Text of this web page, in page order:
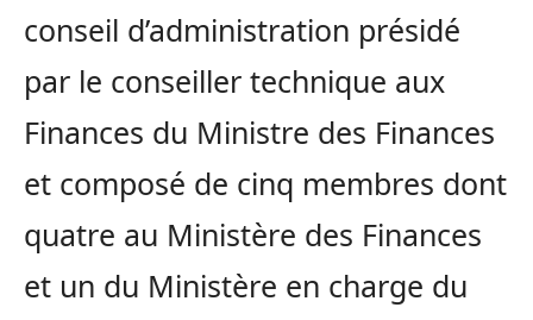
conseil d’administration présidé
par le conseiller technique aux
Finances du Ministre des Finances
et composé de cinq membres dont
quatre au Ministère des Finances
et un du Ministère en charge du